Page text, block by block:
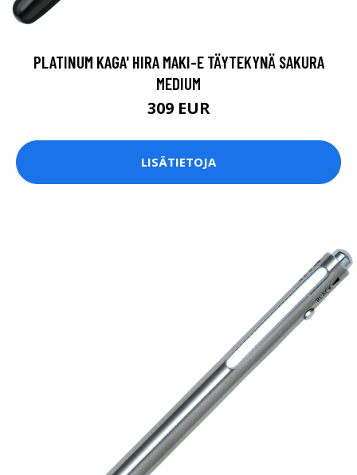
PLATINUM KAGA' HIRA MAKI-E TÄYTEKYNÄ SAKURA
MEDIUM
309 EUR
LISÄTIETOJA